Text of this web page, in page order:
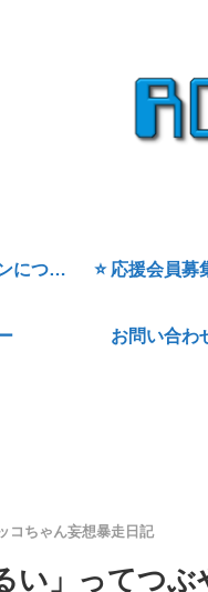
ロボスタディオンについて ⭐ 応援会員募
お問い合わ
コちゃん妄想暴走日記
い」ってつ